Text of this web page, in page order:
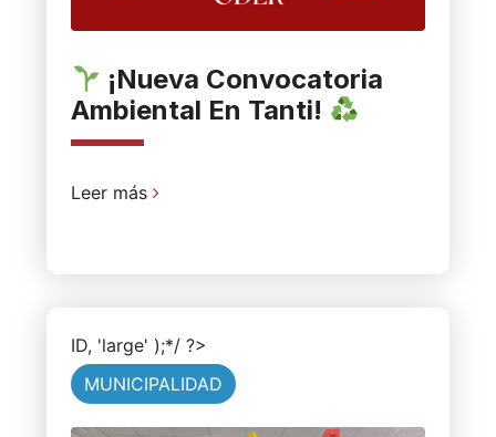
¡Nueva Convocatoria
Ambiental En Tanti!
Leer más
ID, 'large' );*/ ?>
MUNICIPALIDAD